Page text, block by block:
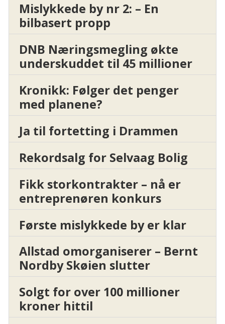
Mislykkede by nr 2: – En
bilbasert propp
DNB Næringsmegling økte
underskuddet til 45 millioner
Kronikk: Følger det penger
med planene?
Ja til fortetting i Drammen
Rekordsalg for Selvaag Bolig
Fikk storkontrakter – nå er
entreprenøren konkurs
Første mislykkede by er klar
Allstad omorganiserer – Bernt
Nordby Skøien slutter
Solgt for over 100 millioner
kroner hittil